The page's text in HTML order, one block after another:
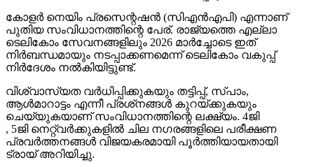
കോളര്‍ നെയിം പ്രസെന്റഷന്‍ (സിഎന്‍എപി) എന്നാണ്
പുതിയ സംവിധാനത്തിന്റെ പേര്. രാജ്യത്തെ എല്ലാ
ടെലികോം സേവനങ്ങളിലും 2026 മാര്‍ച്ചോടെ ഇത്
നിര്‍ബന്ധമായും നടപ്പാക്കണമെന്ന് ടെലികോം വകുപ്പ്
നിര്‍ദേശം നല്‍കിയിട്ടുണ്ട്.
വിശ്വാസ്യത വര്‍ധിപ്പിക്കുകയും തട്ടിപ്പ്, സ്പാം,
ആള്‍മാറാട്ടം എന്നീ പ്രശ്‌നങ്ങള്‍ കുറയ്ക്കുകയും
ചെയ്യുകയാണ് സംവിധാനത്തിന്റെ ലക്ഷ്യം. 4ജി
, 5ജി നെറ്റ്വര്‍ക്കുകളില്‍ ചില നഗരങ്ങളിലെ പരീക്ഷണ
പ്രവര്‍ത്തനങ്ങള്‍ വിജയകരമായി പൂര്‍ത്തിയായതായി
ട്രായ് അറിയിച്ചു.